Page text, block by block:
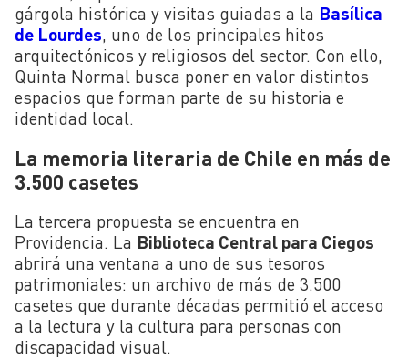
gárgola histórica y visitas guiadas a la Basílica
de Lourdes, uno de los principales hitos
arquitectónicos y religiosos del sector. Con ello,
Quinta Normal busca poner en valor distintos
espacios que forman parte de su historia e
identidad local.
La memoria literaria de Chile en más de
3.500 casetes
La tercera propuesta se encuentra en
Providencia. La Biblioteca Central para Ciegos
abrirá una ventana a uno de sus tesoros
patrimoniales: un archivo de más de 3.500
casetes que durante décadas permitió el acceso
a la lectura y la cultura para personas con
discapacidad visual.